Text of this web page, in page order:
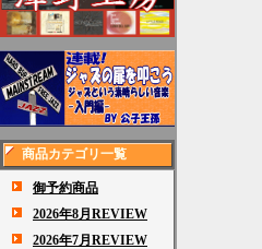
商品カテゴリ一覧
御予約商品
2026年8月REVIEW
2026年7月REVIEW